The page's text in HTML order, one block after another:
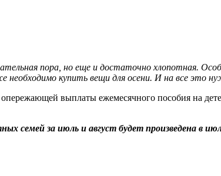
пора, но еще и достаточно хлопотная.
купить вещи для осени. И на все это
выплаты ежемесячного пособия на
семей за июль и август будет произведена в